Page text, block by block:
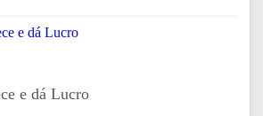
e dá Lucro